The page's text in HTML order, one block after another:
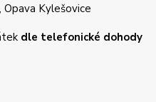
Opava Kylešovice
dle telefonické dohody